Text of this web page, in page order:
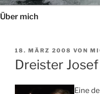
Über mich
VERÖFFENTLICHT
AM
18. MÄRZ 2008 VON
Dreister
Eine